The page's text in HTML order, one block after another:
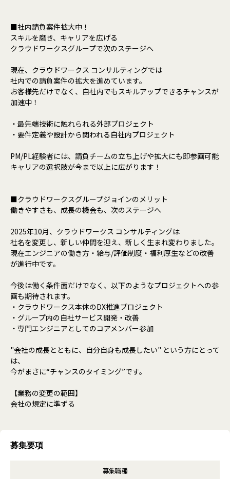
■社内請負案件拡大中！
スキルを磨き、キャリアを広げる
クラウドワークスグループで次のステージへ
現在、クラウドワークス コンサルティングでは
社内での請負案件の拡大を進めています。
お客様先だけでなく、自社内でもスキルアップできるチャンスが
加速中！
・最先端技術に触れられる外部プロジェクト
・要件定義や設計から関われる自社内プロジェクト
PM/PL経験者には、請負チームの立ち上げや拡大にも即参画可能
キャリアの選択肢が今まで以上に広がります！
■クラウドワークスグループジョインのメリット
働きやすさも、成長の機会も、次のステージへ
2025年10月、クラウドワークス コンサルティングは
社名を変更し、新しい仲間を迎え、新しく生まれ変わりました。
現在エンジニアの働き方・給与/評価制度・福利厚生などの改善
が進行中です。
今後は働く条件面だけでなく、以下のようなプロジェクトへの参
画も期待されます。
・クラウドワークス本体のDX推進プロジェクト
・グループ内の自社サービス開発・改善
・専門エンジニアとしてのコアメンバー参加
"会社の成長とともに、自分自身も成長したい" という方にとって
は、
今がまさに“チャンスのタイミング”です。
【業務の変更の範囲】
会社の規定に準ずる
募集要項
募集職種